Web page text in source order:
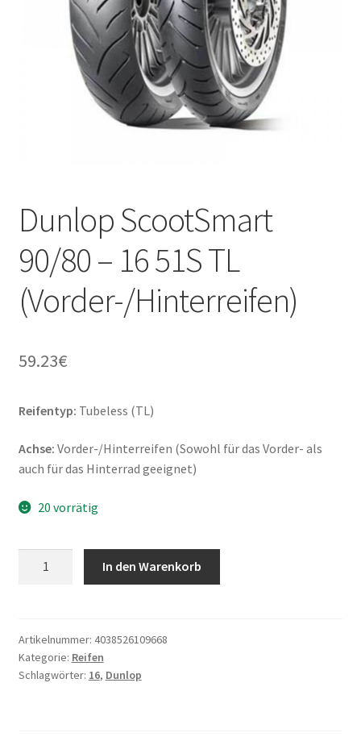
Dunlop ScootSmart
90/80 – 16 51S TL
(Vorder-/Hinterreifen)
59.23€
Reifentyp: Tubeless (TL)
Achse: Vorder-/Hinterreifen (Sowohl für das Vorder- als
auch für das Hinterrad geeignet)
20 vorrätig
16
51S
TL
In den Warenkorb
Artikelnummer: 4038526109668
Kategorie: Reifen
Schlagwörter: 16, Dunlop